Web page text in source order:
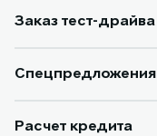
Заказ тест-драйва
Спецпредложения
Расчет кредита